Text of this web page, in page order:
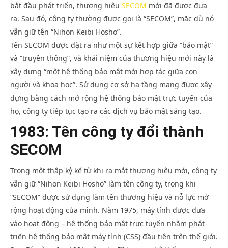
bắt đầu phát triển, thương hiệu SECOM mới đã được đưa
ra. Sau đó, công ty thường được gọi là “SECOM”, mặc dù nó
vẫn giữ tên “Nihon Keibi Hosho”.
Tên SECOM được đặt ra như một sự kết hợp giữa “bảo mật”
và “truyền thông”, và khái niệm của thương hiệu mới này là
xây dựng “một hệ thống bảo mật mới hợp tác giữa con
người và khoa học”. Sử dụng cơ sở hạ tầng mạng được xây
dựng bằng cách mở rộng hệ thống bảo mật trực tuyến của
họ, công ty tiếp tục tạo ra các dịch vụ bảo mật sáng tạo.
1983: Tên công ty đổi thành
SECOM
Trong một thập kỷ kể từ khi ra mắt thương hiệu mới, công ty
vẫn giữ “Nihon Keibi Hosho” làm tên công ty, trong khi
“SECOM” được sử dụng làm tên thương hiệu và nỗ lực mở
rộng hoạt động của mình. Năm 1975, máy tính được đưa
vào hoạt động – hệ thống bảo mật trực tuyến nhằm phát
triển hệ thống bảo mật máy tính (CSS) đầu tiên trên thế giới.